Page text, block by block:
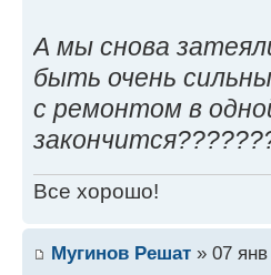
А мы снова
быть очень
с ремонтом в
Все хорошо!
Мугинов Решат » 07